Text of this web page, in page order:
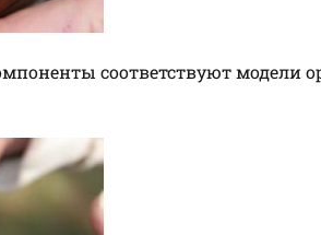
соответствуют модели